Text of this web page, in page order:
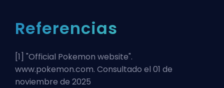
Referencias
[1] "Official Pokemon website".
www.pokemon.com. Consultado el 01 de
noviembre de 2025